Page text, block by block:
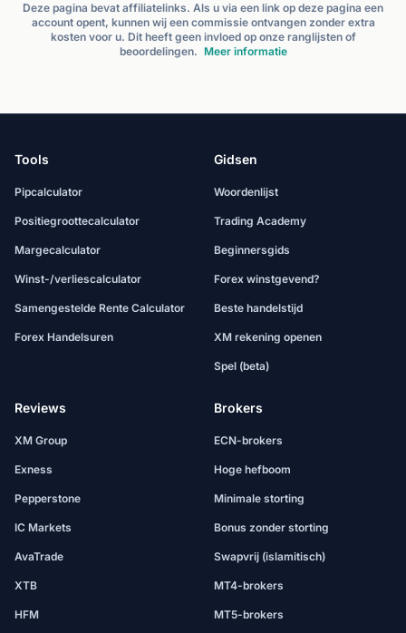
Deze pagina bevat affiliatelinks. Als u via een link op deze pagina een
account opent, kunnen wij een commissie ontvangen zonder extra
kosten voor u. Dit heeft geen invloed op onze ranglijsten of
beoordelingen. Meer informatie
Tools
Pipcalculator
Positiegroottecalculator
Margecalculator
Winst-/verliescalculator
Samengestelde Rente Calculator
Forex Handelsuren
Gidsen
Woordenlijst
Trading Academy
Beginnersgids
Forex winstgevend?
Beste handelstijd
XM rekening openen
Spel (beta)
Reviews
XM Group
Exness
Pepperstone
IC Markets
AvaTrade
XTB
HFM
Brokers
ECN-brokers
Hoge hefboom
Minimale storting
Bonus zonder storting
Swapvrij (islamitisch)
MT4-brokers
MT5-brokers